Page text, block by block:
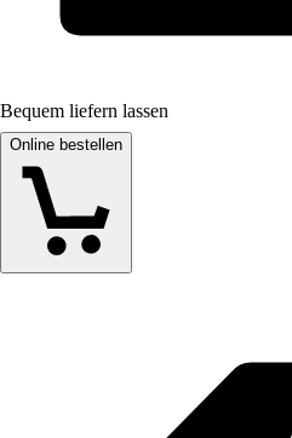
Bequem liefern lassen
Online bestellen